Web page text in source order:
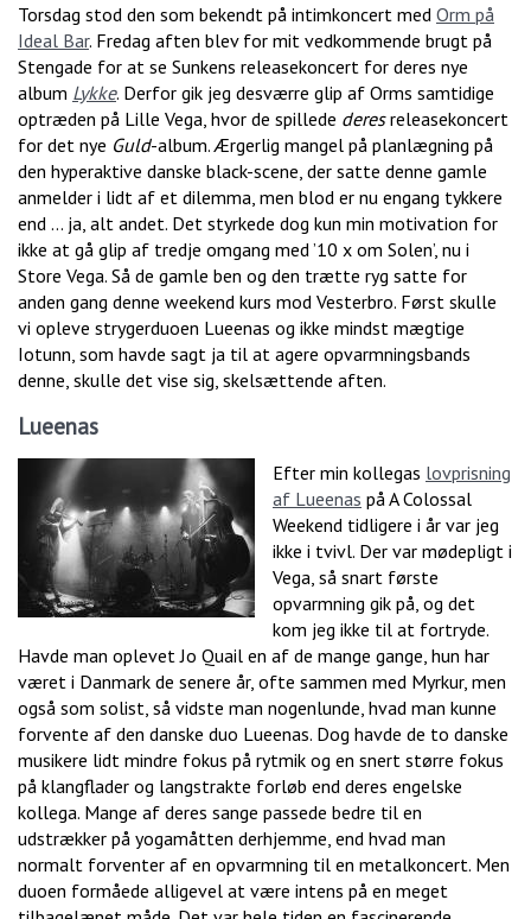
Torsdag stod den som bekendt på intimkoncert med Orm på
Ideal Bar. Fredag aften blev for mit vedkommende brugt på
Stengade for at se Sunkens releasekoncert for deres nye
album Lykke. Derfor gik jeg desværre glip af Orms samtidige
optræden på Lille Vega, hvor de spillede deresreleasekoncert
for det nye Guld-album. Ærgerlig mangel på planlægning på
den hyperaktive danske black-scene, der satte denne gamle
anmelder i lidt af et dilemma, men blod er nu engang tykkere
end ... ja, alt andet. Det styrkede dog kun min motivation for
ikke at gå glip af tredje omgang med ’10 x om Solen’, nu i
Store Vega. Så de gamle ben og den trætte ryg satte for
anden gang denne weekend kurs mod Vesterbro. Først skulle
vi opleve strygerduoen Lueenas og ikke mindst mægtige
Iotunn, som havde sagt ja til at agere opvarmningsbands
denne, skulle det vise sig, skelsættende aften.
Lueenas
Efter min kollegas lovprisning
af Lueenas på A Colossal
Weekend tidligere i år var jeg
ikke i tvivl. Der var mødepligt i
Vega, så snart første
opvarmning gik på, og det
kom jeg ikke til at fortryde.
Havde man oplevet Jo Quail en af de mange gange, hun har
været i Danmark de senere år, ofte sammen med Myrkur, men
også som solist, så vidste man nogenlunde, hvad man kunne
forvente af den danske duo Lueenas. Dog havde de to danske
musikere lidt mindre fokus på rytmik og en snert større fokus
på klangflader og langstrakte forløb end deres engelske
kollega. Mange af deres sange passede bedre til en
udstrækker på yogamåtten derhjemme, end hvad man
normalt forventer af en opvarmning til en metalkoncert. Men
duoen formåede alligevel at være intens på en meget